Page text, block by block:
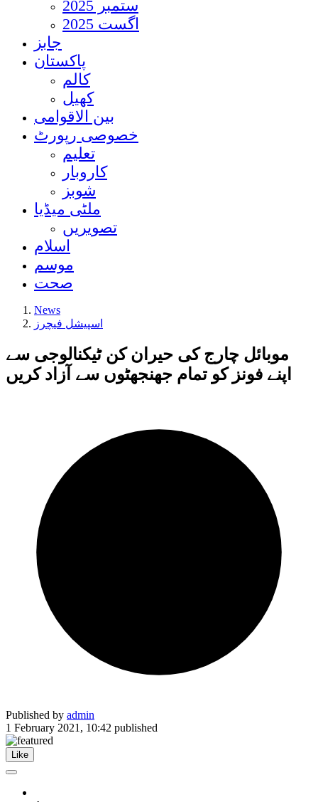
ستمبر 2025
اگست 2025
جابز
پاکستان
کالم
کھیل
بین الاقوامی
خصوصی رپورٹ
تعلیم
کاروبار
شوبز
ملٹی میڈیا
تصویریں
اسلام
موسم
صحت
News
اسپیشل فیچرز
موبائل چارج کی حیران کن ٹیکنالوجی سے
اپنے فونز کو تمام جھنجھٹوں سے آزاد کریں
Published by admin
1 February 2021, 10:42 published
Like